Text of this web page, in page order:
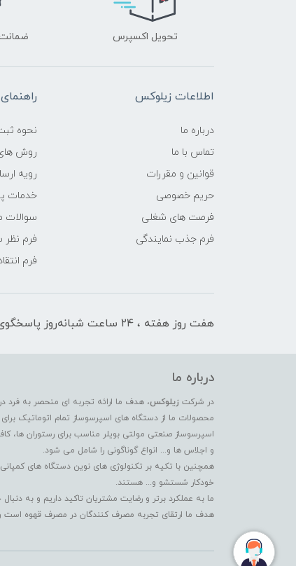
تحویل اکسپرس ضمانت
اطلاعات زیلوکس
درباره ما
تماس با ما
قوانین و مقررات
حریم خصوصی
فرصت های شغلی
فرم جذب نمایندگی
نحوه
روش
رویه
خدمات
سوالات
فرم
فرم
هفت روز هفته ، ۲۴ ساعت شبانه‌روز پاسخگوی شما هستیم
درباره ما
در شرکت زیلوکس، هدف ما ارائه تجربه ای منحصر به فرد
محصولات ما از دستگاه های اسپرسوساز تمام اتوماتیک
اسپرسوساز صنعتی مولتی بویلر مناسب برای رستوران ها،
و اجلاس ها و... انواع گوناگونی را شامل می شود.
همچنین با تکیه بر تکنولوژی های نوین دستگاه های
خودکار شستشو و... هستند.
ما به عملکرد برتر و رضایت مشتریان تاکید داریم و به
هدف ما ارتقای تجربه مصرف کنندگان در مصرف قهوه است